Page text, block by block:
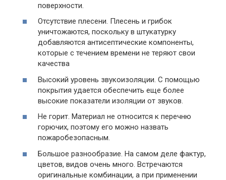
поверхности.
Отсутствие плесени. Плесень и грибок
уничтожаются, поскольку в штукатурку
добавляются антисептические компоненты,
которые с течением времени не теряют свои
качества
Высокий уровень звукоизоляции. С помощью
покрытия удается обеспечить еще более
высокие показатели изоляции от звуков.
Не горит. Материал не относится к перечню
горючих, поэтому его можно назвать
пожаробезопасным.
Большое разнообразие. На самом деле фактур,
цветов, видов очень много. Встречаются
оригинальные комбинации, а при применении